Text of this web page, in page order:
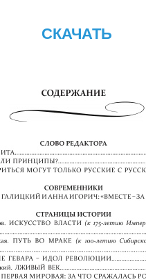
СКАЧАТЬ